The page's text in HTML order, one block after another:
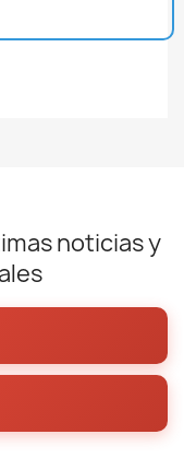
noticias y